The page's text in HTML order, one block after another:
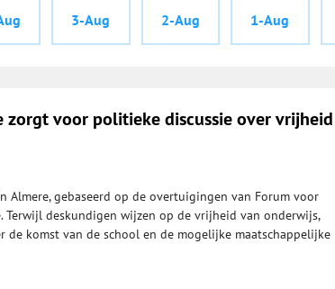
3-Aug 2-Aug 1-Aug
zorgt voor politieke discussie over vrijheid
Almere, gebaseerd op de overtuigingen van Forum voor
deskundigen wijzen op de vrijheid van onderwijs,
de komst van de school en de mogelijke maatschappelijke